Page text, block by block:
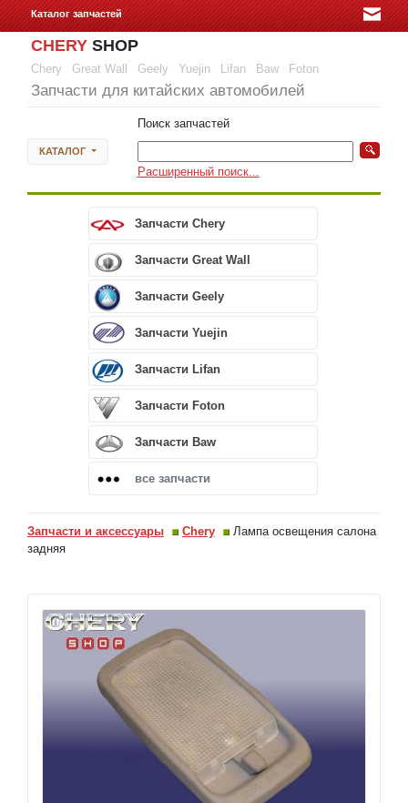
Каталог запчастей
CHERY SHOP
Chery Great Wall Geely Yuejin Lifan Baw Foton
Запчасти для китайских автомобилей
КАТАЛОГ
Поиск запчастей
Расширенный поиск...
Запчасти Chery
Запчасти Great Wall
Запчасти Geely
Запчасти Yuejin
Запчасти Lifan
Запчасти Foton
Запчасти Baw
все запчасти
Запчасти и аксессуары Chery
Лампа освещения салона
задняя